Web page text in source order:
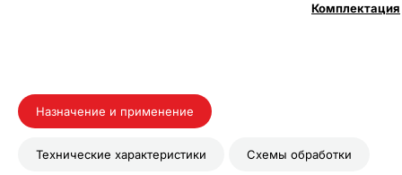
Комплектация
Назначение и применение
Технические характеристики Схемы обработки